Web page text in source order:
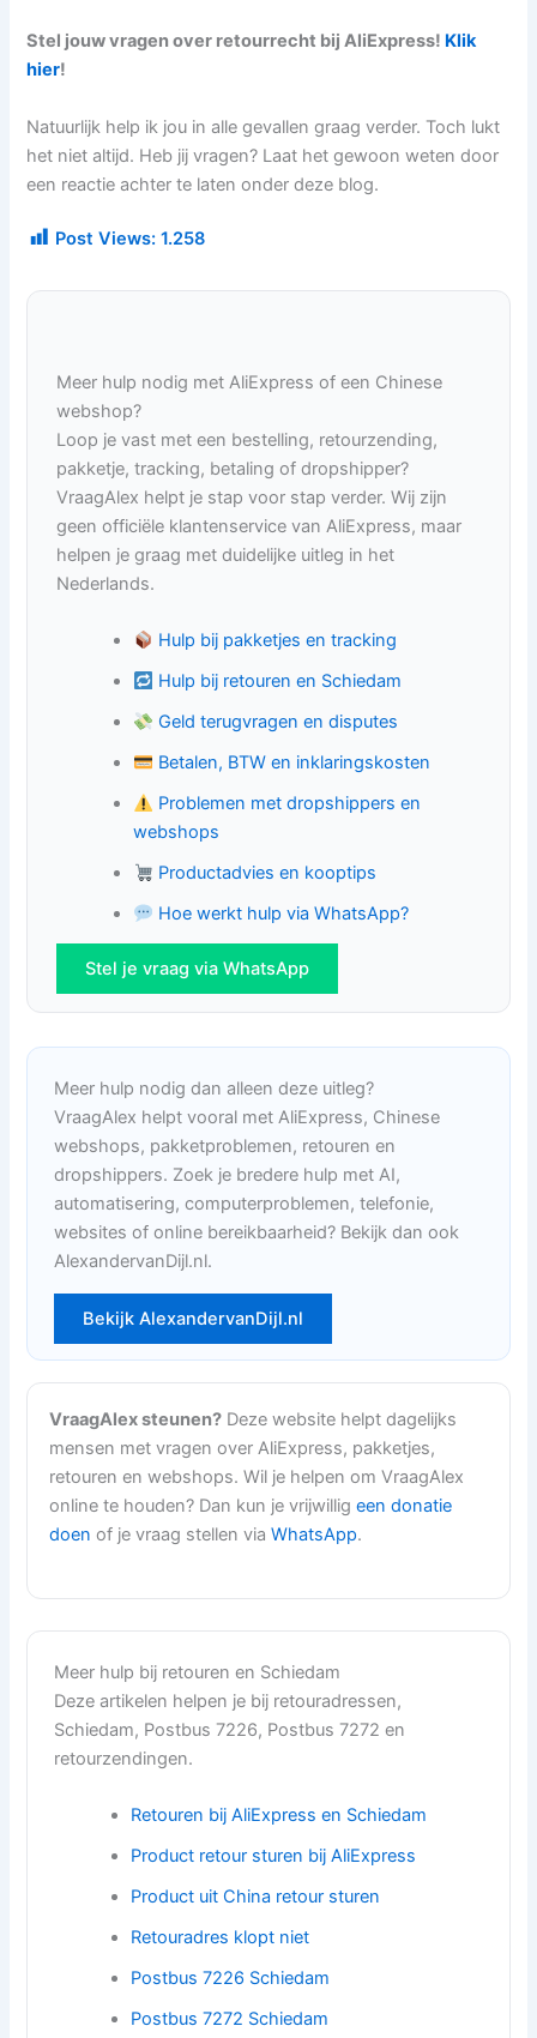
Stel jouw vragen over retourrecht bij AliExpress! Klik
hier!
Natuurlijk help ik jou in alle gevallen graag verder. Toch lukt
het niet altijd. Heb jij vragen? Laat het gewoon weten door
een reactie achter te laten onder deze blog.
Post Views: 1.258
Meer hulp nodig met AliExpress of een Chinese
webshop?
Loop je vast met een bestelling, retourzending,
pakketje, tracking, betaling of dropshipper?
VraagAlex helpt je stap voor stap verder. Wij zijn
geen officiële klantenservice van AliExpress, maar
helpen je graag met duidelijke uitleg in het
Nederlands.
Hulp bij pakketjes en tracking
Hulp bij retouren en Schiedam
Geld terugvragen en disputes
Betalen, BTW en inklaringskosten
Problemen met dropshippers en
webshops
Productadvies en kooptips
Hoe werkt hulp via WhatsApp?
Stel je vraag via WhatsApp
Meer hulp nodig dan alleen deze uitleg?
VraagAlex helpt vooral met AliExpress, Chinese
webshops, pakketproblemen, retouren en
dropshippers. Zoek je bredere hulp met AI,
automatisering, computerproblemen, telefonie,
websites of online bereikbaarheid? Bekijk dan ook
AlexandervanDijl.nl.
Bekijk AlexandervanDijl.nl
VraagAlex steunen? Deze website helpt dagelijks
mensen met vragen over AliExpress, pakketjes,
retouren en webshops. Wil je helpen om VraagAlex
online te houden? Dan kun je vrijwilligeen donatie
doen of je vraag stellen viaWhatsApp.
Meer hulp bij retouren en Schiedam
Deze artikelen helpen je bij retouradressen,
Schiedam, Postbus 7226, Postbus 7272 en
retourzendingen.
Retouren bij AliExpress en Schiedam
Product retour sturen bij AliExpress
Product uit China retour sturen
Retouradres klopt niet
Postbus 7226 Schiedam
Postbus 7272 Schiedam